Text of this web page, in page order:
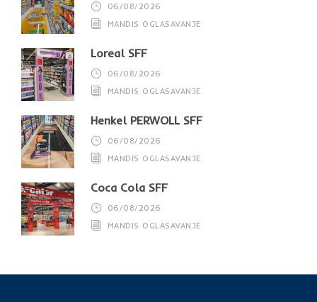
06/08/2026
MANDIS OGLASAVANJE
Loreal SFF
06/08/2026
MANDIS OGLASAVANJE
Henkel PERWOLL SFF
06/08/2026
MANDIS OGLASAVANJE
Coca Cola SFF
06/08/2026
MANDIS OGLASAVANJE